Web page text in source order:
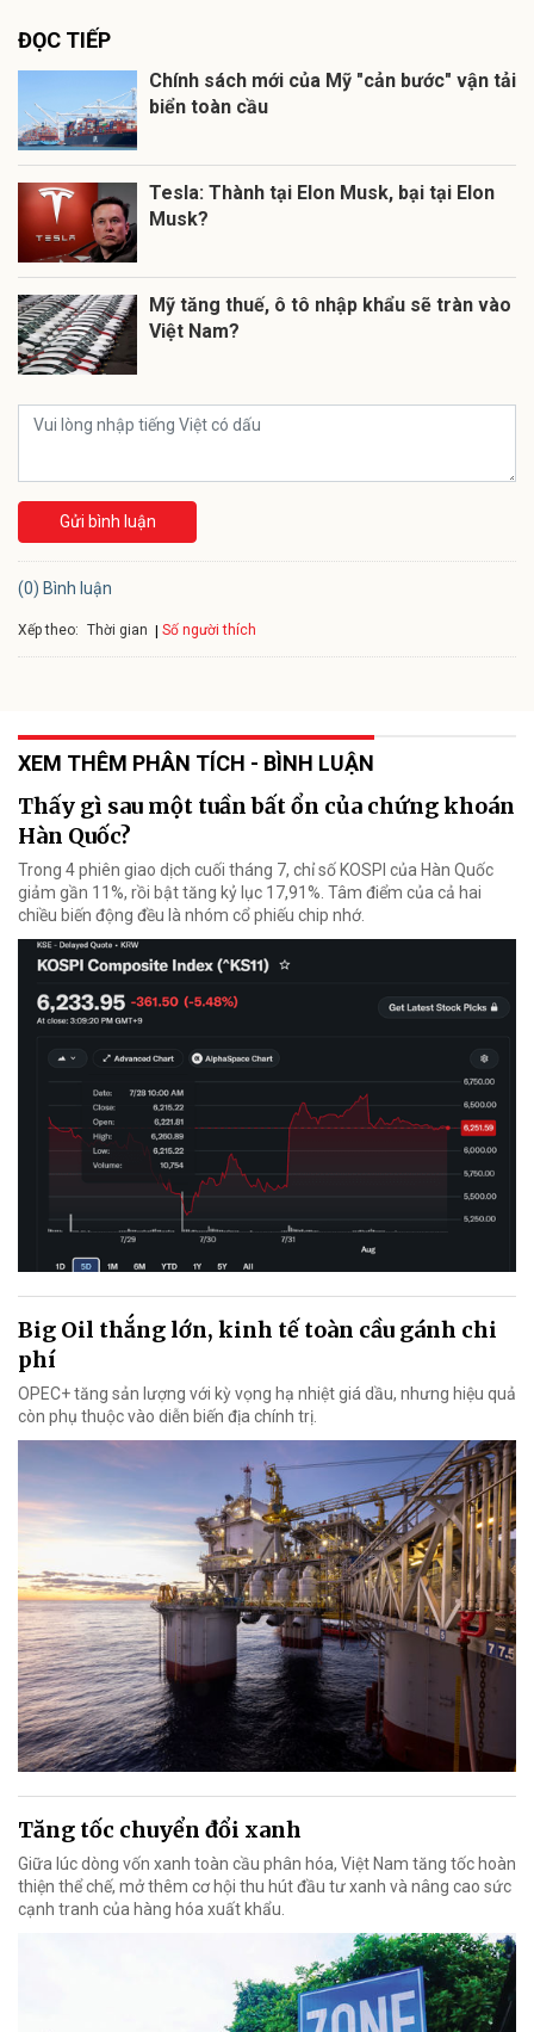
ĐỌC TIẾP
Chính sách mới của Mỹ "cản bước" vận tải
biển toàn cầu
Tesla: Thành tại Elon Musk, bại tại Elon
Musk?
Mỹ tăng thuế, ô tô nhập khẩu sẽ tràn vào
Việt Nam?
Gửi bình luận
(0) Bình luận
Xếp theo: Thời gian Số người thích
XEM THÊM PHÂN TÍCH - BÌNH LUẬN
Thấy gì sau một tuần bất ổn của chứng khoán
Hàn Quốc?
Trong 4 phiên giao dịch cuối tháng 7, chỉ số KOSPI của Hàn Quốc
giảm gần 11%, rồi bật tăng kỷ lục 17,91%. Tâm điểm của cả hai
chiều biến động đều là nhóm cổ phiếu chip nhớ.
Big Oil thắng lớn, kinh tế toàn cầu gánh chi
phí
OPEC+ tăng sản lượng với kỳ vọng hạ nhiệt giá dầu, nhưng hiệu quả
còn phụ thuộc vào diễn biến địa chính trị.
Tăng tốc chuyển đổi xanh
Giữa lúc dòng vốn xanh toàn cầu phân hóa, Việt Nam tăng tốc hoàn
thiện thể chế, mở thêm cơ hội thu hút đầu tư xanh và nâng cao sức
cạnh tranh của hàng hóa xuất khẩu.